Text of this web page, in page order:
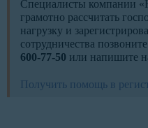
Специалисты компании
грамотно рассчитать
нагрузку и
сотрудничества
600-77-50 или напишите
Получить помощь в